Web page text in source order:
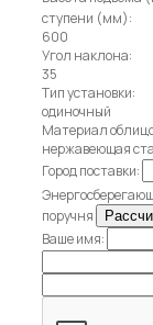
ступени (мм):
600
Угол наклона:
35
Тип установки:
одиночный
Материал
нержавеющая
Город поставки:
поручня
Ваше имя: